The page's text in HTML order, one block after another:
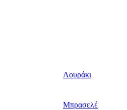
Λουράκι
Μπρασελέ